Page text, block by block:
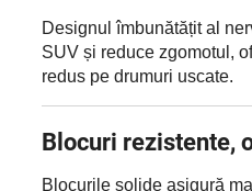
Designul îmbunătățit al
SUV și reduce zgomotul,
redus pe drumuri uscate.
Blocuri rezistente,
Blocurile solide asigură